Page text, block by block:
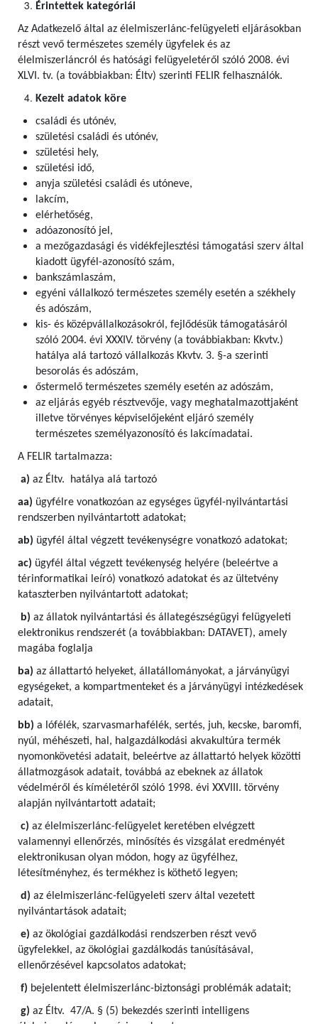
Érintettek kategóriái
Az Adatkezelő által az élelmiszerlánc-felügyeleti eljárásokban
részt vevő természetes személy ügyfelek és az
élelmiszerláncról és hatósági felügyeletéről szóló 2008. évi
XLVI. tv. (a továbbiakban: Éltv) szerinti FELIR felhasználók.
Kezelt adatok köre
családi és utónév,
születési családi és utónév,
születési hely,
születési idő,
anyja születési családi és utóneve,
lakcím,
elérhetőség,
adóazonosító jel,
a mezőgazdasági és vidékfejlesztési támogatási szerv által
kiadott ügyfél-azonosító szám,
bankszámlaszám,
egyéni vállalkozó természetes személy esetén a székhely
és adószám,
kis- és középvállalkozásokról, fejlődésük támogatásáról
szóló 2004. évi XXXIV. törvény (a továbbiakban: Kkvtv.)
hatálya alá tartozó vállalkozás Kkvtv. 3. §-a szerinti
besorolás és adószám,
őstermelő természetes személy esetén az adószám,
az eljárás egyéb résztvevője, vagy meghatalmazottjaként
illetve törvényes képviselőjeként eljáró személy
természetes személyazonosító és lakcímadatai.
A FELIR tartalmazza:
a) az Éltv. hatálya alá tartozó
aa) ügyfélre vonatkozóan az egységes ügyfél-nyilvántartási
rendszerben nyilvántartott adatokat;
ab) ügyfél által végzett tevékenységre vonatkozó adatokat;
ac) ügyfél által végzett tevékenység helyére (beleértve a
térinformatikai leíró) vonatkozó adatokat és az ültetvény
kataszterben nyilvántartott adatokat;
b) az állatok nyilvántartási és állategészségügyi felügyeleti
elektronikus rendszerét (a továbbiakban: DATAVET), amely
magába foglalja
ba) az állattartó helyeket, állatállományokat, a járványügyi
egységeket, a kompartmenteket és a járványügyi intézkedések
adatait,
bb) a lófélék, szarvasmarhafélék, sertés, juh, kecske, baromfi,
nyúl, méhészeti, hal, halgazdálkodási akvakultúra termék
nyomonkövetési adatait, beleértve az állattartó helyek közötti
állatmozgások adatait, továbbá az ebeknek az állatok
védelméről és kíméletéről szóló 1998. évi XXVIII. törvény
alapján nyilvántartott adatait;
c) az élelmiszerlánc-felügyelet keretében elvégzett
valamennyi ellenőrzés, minősítés és vizsgálat eredményét
elektronikusan olyan módon, hogy az ügyfélhez,
létesítményhez, és termékhez is köthető legyen;
d) az élelmiszerlánc-felügyeleti szerv által vezetett
nyilvántartások adatait;
e) az ökológiai gazdálkodási rendszerben részt vevő
ügyfelekkel, az ökológiai gazdálkodás tanúsításával,
ellenőrzésével kapcsolatos adatokat;
f) bejelentett élelmiszerlánc-biztonsági problémák adatait;
g) az Éltv. 47/A. § (5) bekezdés szerinti intelligens